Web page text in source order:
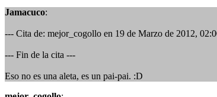
Jamacuco:
--- Cita de: mejor_cogollo en 19 de Marzo de 2012,
--- Fin de la cita ---
Eso no es una aleta, es un pai-pai. :D